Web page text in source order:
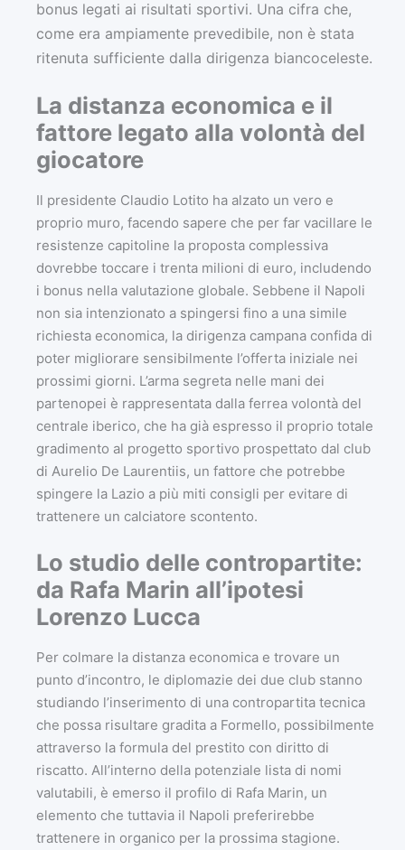
bonus legati ai risultati sportivi. Una cifra che,
come era ampiamente prevedibile, non è stata
ritenuta sufficiente dalla dirigenza biancoceleste.
La distanza economica e il
fattore legato alla volontà del
giocatore
Il presidente Claudio Lotito ha alzato un vero e
proprio muro, facendo sapere che per far vacillare le
resistenze capitoline la proposta complessiva
dovrebbe toccare i trenta milioni di euro, includendo
i bonus nella valutazione globale. Sebbene il Napoli
non sia intenzionato a spingersi fino a una simile
richiesta economica, la dirigenza campana confida di
poter migliorare sensibilmente l’offerta iniziale nei
prossimi giorni. L’arma segreta nelle mani dei
partenopei è rappresentata dalla ferrea volontà del
centrale iberico, che ha già espresso il proprio totale
gradimento al progetto sportivo prospettato dal club
di Aurelio De Laurentiis, un fattore che potrebbe
spingere la Lazio a più miti consigli per evitare di
trattenere un calciatore scontento.
Lo studio delle contropartite:
da Rafa Marin all’ipotesi
Lorenzo Lucca
Per colmare la distanza economica e trovare un
punto d’incontro, le diplomazie dei due club stanno
studiando l’inserimento di una contropartita tecnica
che possa risultare gradita a Formello, possibilmente
attraverso la formula del prestito con diritto di
riscatto. All’interno della potenziale lista di nomi
valutabili, è emerso il profilo di Rafa Marin, un
elemento che tuttavia il Napoli preferirebbe
trattenere in organico per la prossima stagione.